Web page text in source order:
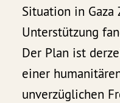
Situation in Gaza
Unterstützung
Der Plan ist
einer
unverzüglichen